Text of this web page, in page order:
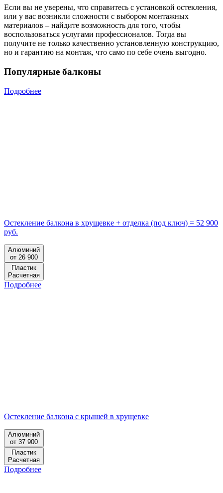
Если вы не уверены, что справитесь с установкой остекления,
или у вас возникли сложности с выбором монтажных
материалов – найдите возможность для того, чтобы
воспользоваться услугами профессионалов. Тогда вы
получите не только качественно установленную конструкцию,
но и гарантию на монтаж, что само по себе очень выгодно.
Популярные балконы
Подробнее
Остекление балкона в хрущевке + отделка (под ключ) = 52 900
руб.
Алюминий
от 26 900
Пластик
Расчетная
Подробнее
Остекление балкона с крышей в хрущевке
Алюминий
от 37 900
Пластик
Расчетная
Подробнее